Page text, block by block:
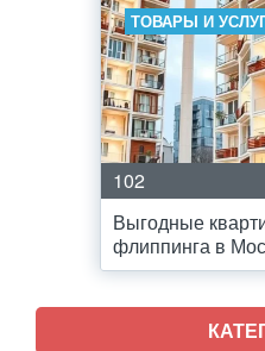
ТОВАРЫ И
102
Выгодные
флиппинга в